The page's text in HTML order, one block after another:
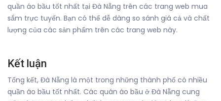
quần áo bầu tốt nhất tại Đà Nẵng trên các trang web mua
sắm trực tuyến. Bạn có thể dễ dàng so sánh giá cả và chất
lượng của các sản phẩm trên các trang web này.
Kết luận
Tổng kết, Đà Nẵng là một trong những thành phố có nhiều
quần áo bầu tốt nhất. Các quán áo bầu ở Đà Nẵng cung